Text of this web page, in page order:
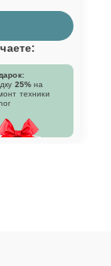
25% на
техники